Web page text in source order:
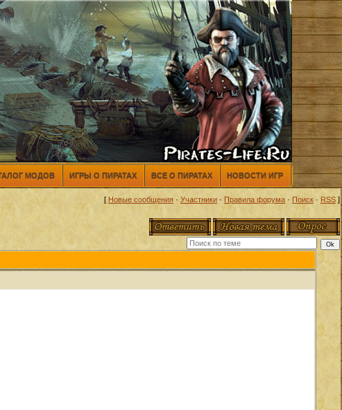
МОДОВ ИГРЫ О ПИРАТАХ ВСЕ О ПИРАТАХ НОВОСТИ ИГР
[ Новые сообщения · Участники · Правила форума · Поиск · RSS]